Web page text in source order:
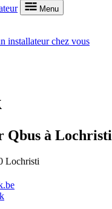
Menu
installateur chez vous
Qbus à Lochristi
Lochristi